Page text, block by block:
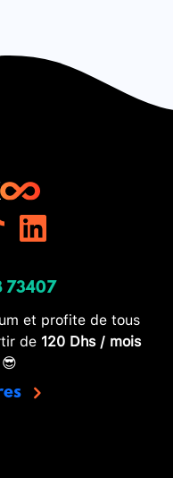
73407
et profite de tous
de 120 Dhs / mois